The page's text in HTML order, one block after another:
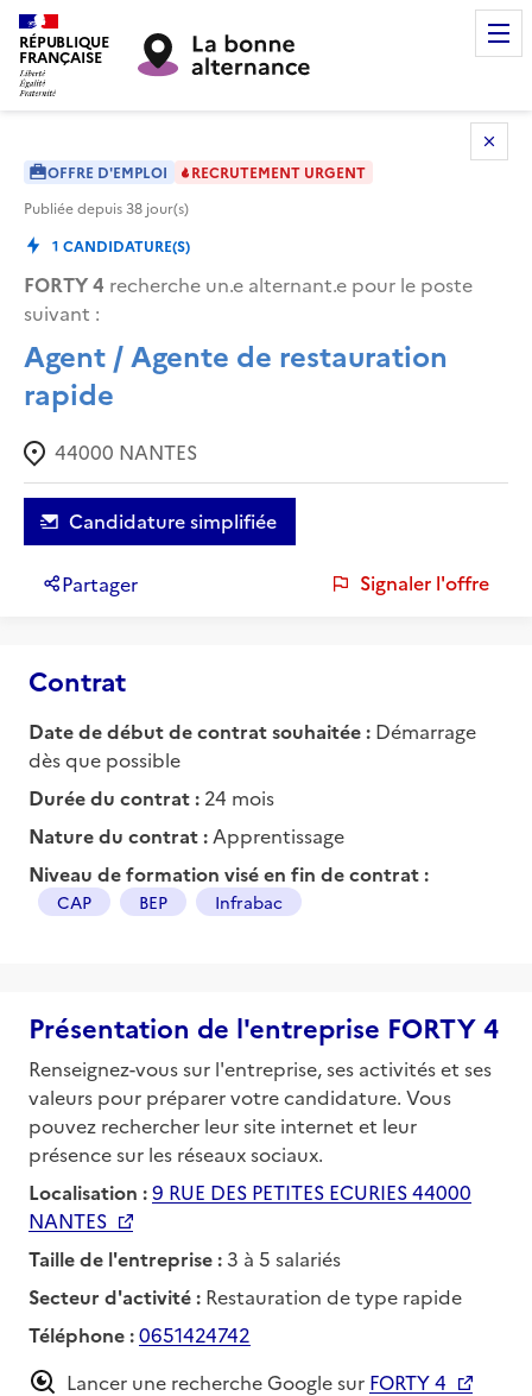
RÉPUBLIQUE
FRANÇAISE
OFFRE D'EMPLOI
RECRUTEMENT URGENT
Publiée depuis38 jour(s)
1 CANDIDATURE(S)
FORTY 4 recherche un.e alternant.e pour le poste
suivant :
Agent / Agente de restauration
rapide
44000 NANTES
Candidature simplifiée
Partager Signaler l'offre
Contrat
Date de début de contrat souhaitée : Démarrage
dès que possible
Durée du contrat : 24 mois
Nature du contrat : Apprentissage
Niveau de formation visé en fin de contrat :
CAP BEP Infrabac
Présentation de l'entreprise FORTY 4
Renseignez-vous sur l'entreprise, ses activités et ses
valeurs pour préparer votre candidature. Vous
pouvez rechercher leur site internet et leur
présence sur les réseaux sociaux.
Localisation :9 RUE DES PETITES ECURIES 44000
NANTES
Taille de l'entreprise : 3 à 5 salariés
Secteur d'activité : Restauration de type rapide
Téléphone :0651424742
Lancer une recherche Google sur FORTY 4